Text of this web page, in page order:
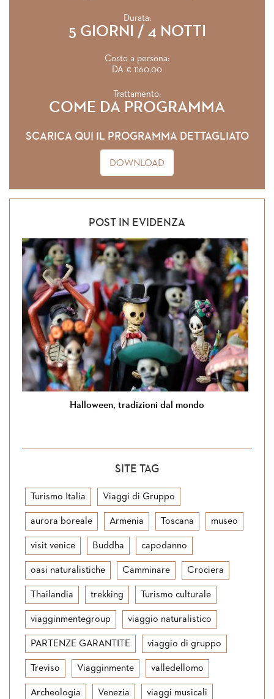
Durata:
5 GIORNI / 4 NOTTI
Costo a persona:
DA € 1160,00
Trattamento:
COME DA PROGRAMMA
SCARICA QUI IL PROGRAMMA DETTAGLIATO
DOWNLOAD
POST IN EVIDENZA
Halloween, tradizioni dal mondo
SITE TAG
Turismo Italia Viaggi di Gruppo
aurora boreale Armenia Toscana museo
visit venice Buddha capodanno
oasi naturalistiche Camminare Crociera
Thailandia trekking Turismo culturale
viagginmentegroup viaggio naturalistico
PARTENZE GARANTITE viaggio di gruppo
Treviso Viagginmente valledellomo
Archeologia Venezia viaggi musicali